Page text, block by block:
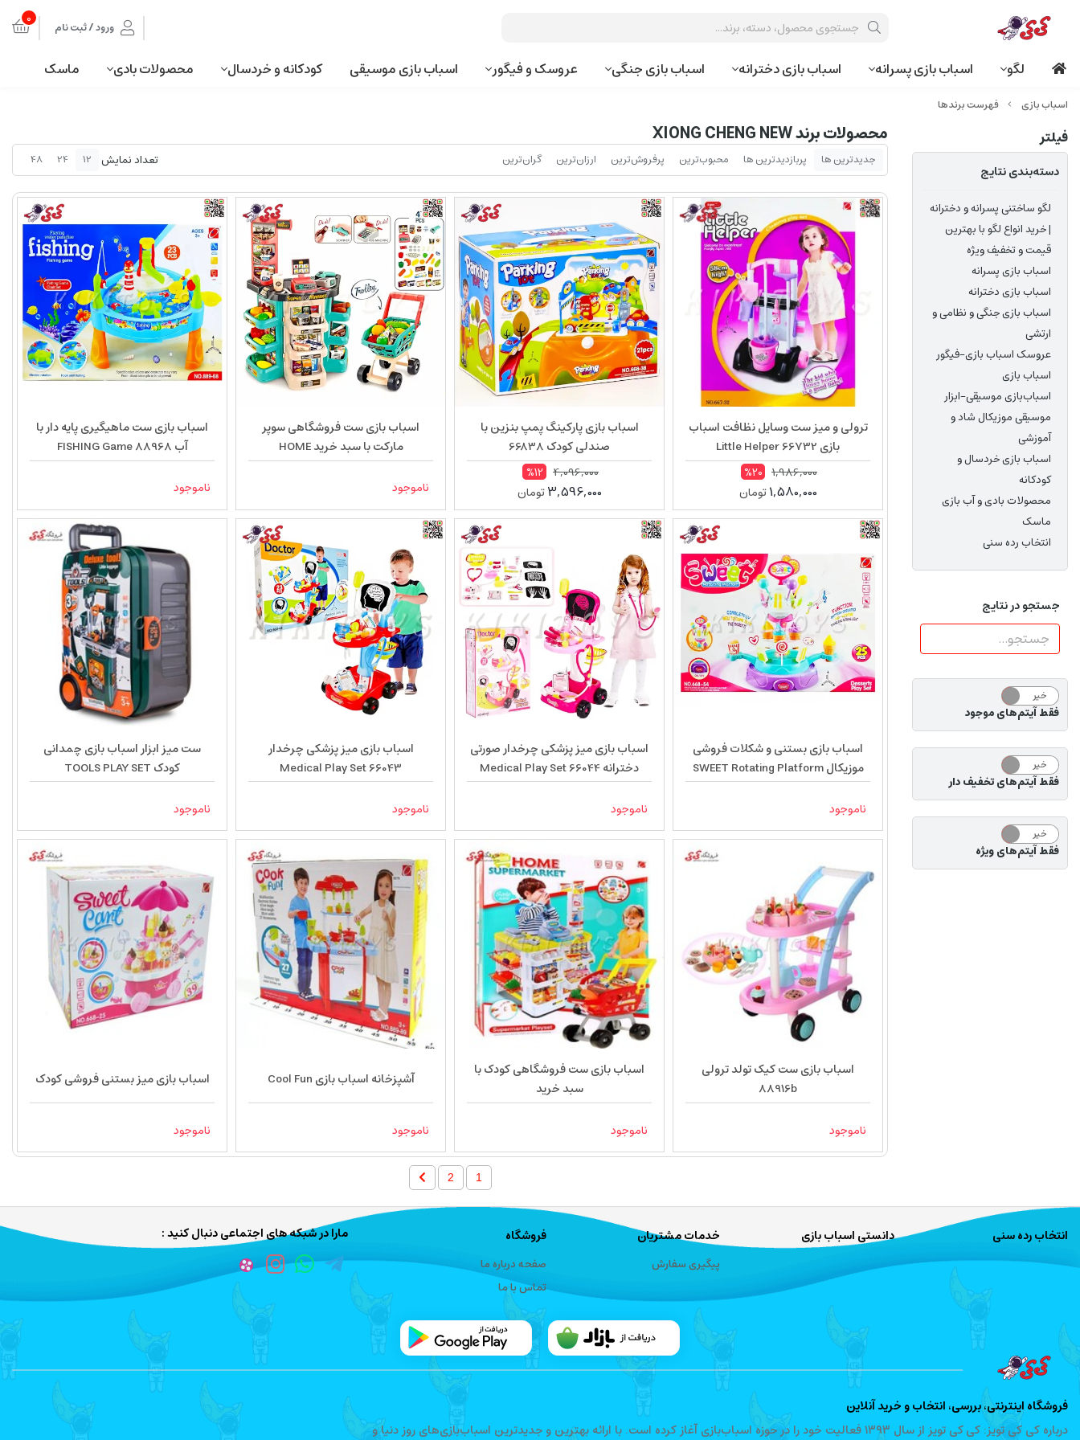
ورود / ثبت نام 0
لگو اسباب بازی پسرانه اسباب بازی دخترانه اسباب بازی جنگی عروسک و فیگور اسباب بازی موسیقی کودکانه و خردسال محصولات بادی ماسک
فهرست برندها
فیلتر
دسته‌بندی نتایج
لگو ساختنی پسرانه و دخترانه
| خرید انواع لگو با بهترین
قیمت و تخفیف ویژه
اسباب بازی پسرانه
اسباب بازی دخترانه
اسباب بازی جنگی و نظامی و
ارتشی
عروسک اسباب بازی-فیگور
اسباب بازی
اسباب‌بازی‌ موسیقی-ابزار
موسیقی موزیکال شاد و
آموزشی
اسباب بازی خردسال و
کودکانه
محصولات بادی و آب بازی
ماسک
انتخاب رده سنی
جستجو در نتایج
خیر
فقط آیتم‌های موجود
خیر
فقط آیتم‌های تخفیف دار
خیر
فقط آیتم‌های ویژه
محصولات برند XIONG CHENG NEW
جدیدترین ها پربازدیدترین ها محبوب‌‌ترین پرفروش‌ترین ارزان‌ترین گران‌ترین تعداد نمایش 12
24
48
ترولی و میز ست وسایل نظافت اسباب
بازی Little Helper 66732
1,986,000
%20
1,580,000تومان
اسباب بازی پارکینگ پمپ بنزین با
صندلی کودک 66838
4,096,000
%12
3,596,000تومان
اسباب بازی ست فروشگاهی سوپر
مارکت با سبد خرید HOME
SUPERMARKET 668 76
ناموجود
اسباب بازی ست ماهیگیری پایه دار با
آب FISHING Game 88968
ناموجود
اسباب بازی بستنی و شکلات فروشی
موزیکال SWEET Rotating Platform
66854
ناموجود
اسباب بازی میز پزشکی چرخدار صورتی
دخترانه Medical Play Set 66044
ناموجود
اسباب بازی میز پزشکی چرخدار
Medical Play Set 66043
ناموجود
ست میز ابزار اسباب بازی چمدانی
کودک TOOLS PLAY SET
ناموجود
اسباب بازی ست کیک تولد ترولی
88916b
ناموجود
اسباب بازی ست فروشگاهی کودک با
سبد خرید
ناموجود
آشپزخانه اسباب بازی Cool Fun
ناموجود
اسباب بازی میز بستنی فروشی کودک
ناموجود
1
2
انتخاب رده سنی دانستی اسباب بازی خدمات مشتریان
پیگیری سفارش
فروشگاه
صفحه درباره ما
تماس با ما
مارا در شبکه های اجتماعی دنبال کنید :
فروشگاه اینترنتی، بررسی، انتخاب و خرید آنلاین
درباره کی کی تویز: کی کی تویز از سال ۱۳۹۳ فعالیت خود را در حوزه اسباب‌بازی آغاز کرده است. با ارائه بهترین و جدیدترین اسباب‌بازی‌های روز دنیا و